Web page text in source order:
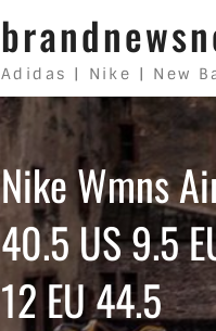
Adidas | Nike | New
Nike Wmns
40.5 US 9.5
12 EU 44.5